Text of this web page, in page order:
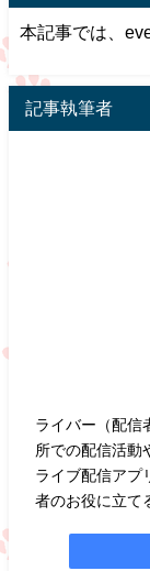
本記事では、
記事執筆者
ライバー（配信
所での配信活動
ライブ配信アプ
者のお役に立て